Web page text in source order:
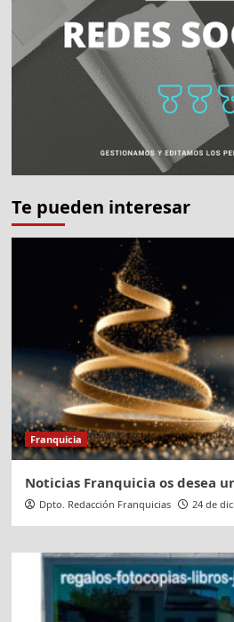
entidad
social
“LA
VIDA
GASTROBAR”
Te pueden interesar
Franquicia
Noticias Franquicia os desea
Dpto. Redacción Franquicias 24 de